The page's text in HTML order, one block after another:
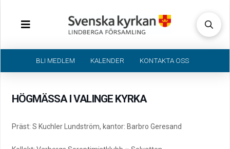
BLI MEDLEM KALENDER KONTAKTA OSS
HÖGMÄSSA I VALINGE KYRKA
Präst: S Kuchler Lundström, kantor: Barbro Geresand